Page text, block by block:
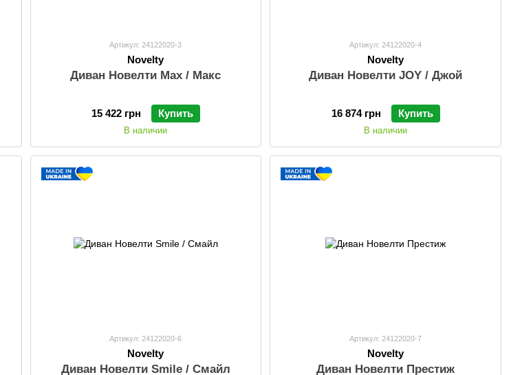
Артикул: 24122020-3
Novelty
Диван Новелти Max / Макс
15 422 грн Купить
В наличии
Артикул: 24122020-4
Novelty
Диван Новелти JOY / Джой
16 874 грн Купить
В наличии
Артикул: 24122020-6
Novelty
Диван Новелти Smile / Смайл
Артикул: 24122020-7
Novelty
Диван Новелти Престиж